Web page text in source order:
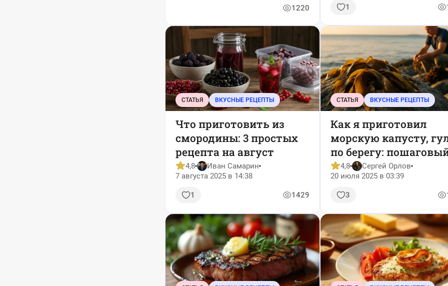
1220
1
СТАТЬЯ ВКУСНЫЕ РЕЦЕПТЫ
Что приготовить из
смородины: 3 простых
рецепта на август
4,8
Иван Самарин
7 августа 2025 в 14:38
1 1429
СТАТЬЯ ВКУСНЫЕ РЕЦЕПТЫ
Как я приготовил
морскую капусту,
по берегу:
рецепт с фото и видео
4,8
Сергей Орлов
20 июля 2025 в 03:39
3